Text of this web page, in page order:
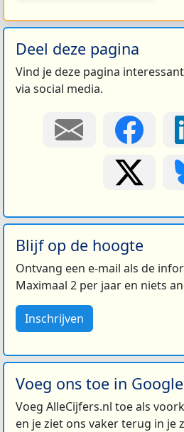
Deel deze pagina
Vind je deze pagina
via social media.
Blijf op de hoogte
Ontvang een e-mail als de
Maximaal 2 per jaar en niets
Inschrijven
Voeg ons toe in Google
Voeg AlleCijfers.nl toe als
en je ziet ons vaker terug in je